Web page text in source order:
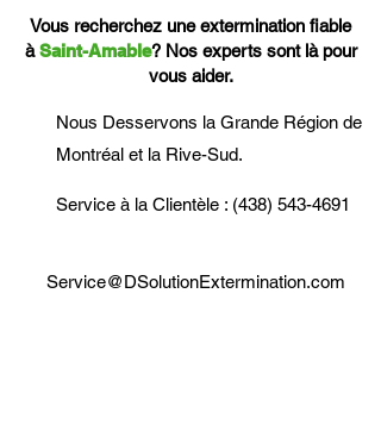
Vous recherchez une extermination fiable
àSaint-Amable? Nos experts sont là pour
vous aider.
Nous Desservons la Grande Région de
Montréal et la Rive-Sud.
Service à la Clientèle : (438) 543-4691
Service@DSolutionExtermination.com